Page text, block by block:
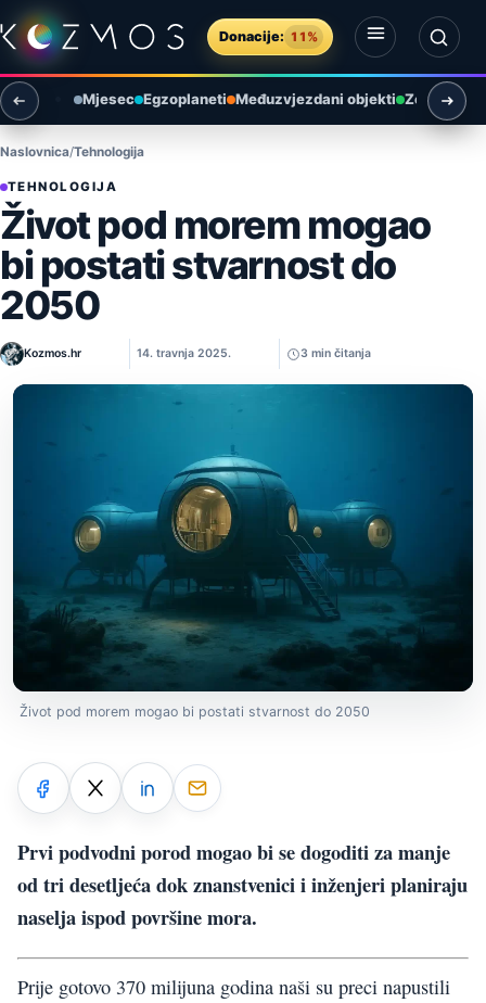
Preskoči na sadržaj
Donacije: 11%
Otvori izbornik
Otvori pretragu
Mjesec Egzoplaneti Međuzvjezdani objekti Zemlja i
Naslovnica Tehnologija
TEHNOLOGIJA
Život pod morem mogao
bi postati stvarnost do
2050
Kozmos.hr 14. travnja 2025. 3 min čitanja
Život pod morem mogao bi postati stvarnost do 2050
Prvi podvodni porod mogao bi se dogoditi za manje
od tri desetljeća dok znanstvenici i inženjeri planiraju
naselja ispod površine mora.
Prije gotovo 370 milijuna godina naši su preci napustili